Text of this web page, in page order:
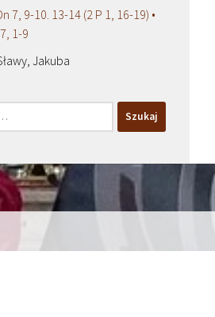
7, 9-10. 13-14 (2 P 1, 16-19) •
1-9
Jakuba